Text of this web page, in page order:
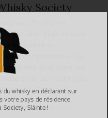
Society
agréable. Mais ne vous
a également un
ses notre poivrées et de
les futs nous offre une
réussite française!
visitez cette
du whisky en déclarant sur
votre pays de résidence.
Society, Sláinte !